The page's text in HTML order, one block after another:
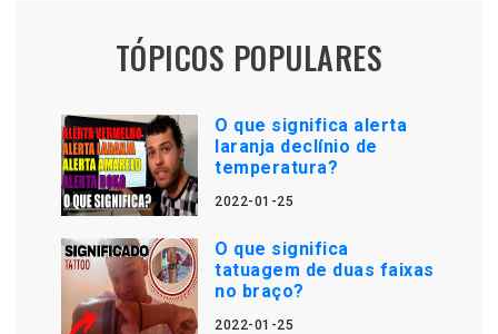
TÓPICOS POPULARES
O que significa alerta
laranja declínio de
temperatura?
2022-01-25
O que significa
tatuagem de duas faixas
no braço?
2022-01-25